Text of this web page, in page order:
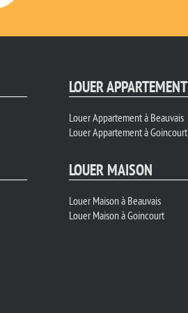
LOUER APPARTEMENT
Louer Appartement à Beauvais
Louer Appartement à Goincourt
LOUER MAISON
Louer Maison à Beauvais
Louer Maison à Goincourt